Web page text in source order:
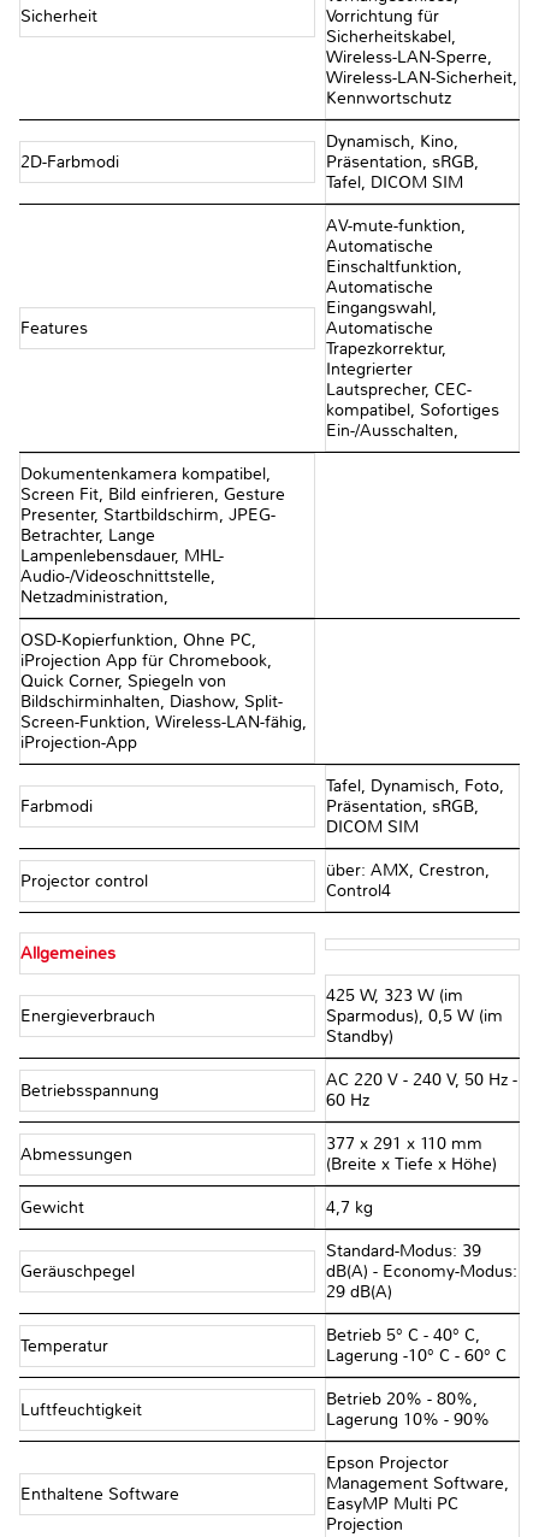
Sicherheit
Vorrichtung für
Sicherheitskabel,
Wireless-LAN-Sperre,
Wireless-LAN-Sicherheit,
Kennwortschutz
2D-Farbmodi
Dynamisch, Kino,
Präsentation, sRGB,
Tafel, DICOM SIM
Features
AV-mute-funktion,
Automatische
Einschaltfunktion,
Automatische
Eingangswahl,
Automatische
Trapezkorrektur,
Integrierter
Lautsprecher, CEC-
kompatibel, Sofortiges
Ein-/Ausschalten,
Dokumentenkamera kompatibel,
Screen Fit, Bild einfrieren, Gesture
Presenter, Startbildschirm, JPEG-
Betrachter, Lange
Lampenlebensdauer, MHL-
Audio-/Videoschnittstelle,
Netzadministration,
OSD-Kopierfunktion, Ohne PC,
iProjection App für Chromebook,
Quick Corner, Spiegeln von
Bildschirminhalten, Diashow, Split-
Screen-Funktion, Wireless-LAN-fähig,
iProjection-App
Farbmodi
Tafel, Dynamisch, Foto,
Präsentation, sRGB,
DICOM SIM
Projector control
über: AMX, Crestron,
Control4
Allgemeines
Energieverbrauch
425 W, 323 W (im
Sparmodus), 0,5 W (im
Standby)
Betriebsspannung
AC 220 V - 240 V, 50 Hz -
60 Hz
Abmessungen
377‎ x 291 x 110 mm
(Breite x Tiefe x Höhe)
Gewicht 4,7 kg
Geräuschpegel
Standard-Modus: 39
dB(A) - Economy-Modus:
29 dB(A)
Temperatur
Betrieb 5° C - 40° C,
Lagerung -10° C - 60° C
Luftfeuchtigkeit
Betrieb 20% - 80%,
Lagerung 10% - 90%
Enthaltene Software
Epson Projector
Management Software,
EasyMP Multi PC
Projection